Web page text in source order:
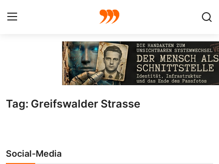
Galerie
Redaktion
Tag: Greifswalder Strasse
Social-Media